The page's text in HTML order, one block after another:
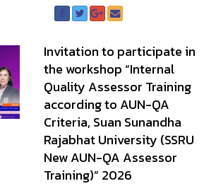
Invitation to participate in
the workshop “Internal
Quality Assessor Training
according to AUN-QA
Criteria, Suan Sunandha
Rajabhat University (SSRU
New AUN-QA Assessor
Training)” 2026